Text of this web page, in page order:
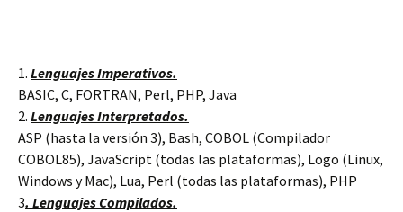
1. Lenguajes Imperativos.
BASIC, C, FORTRAN, Perl, PHP, Java
2. Lenguajes Interpretados.
ASP (hasta la versión 3), Bash, COBOL (Compilador
COBOL85), JavaScript (todas las plataformas), Logo (Linux,
Windows y Mac), Lua, Perl (todas las plataformas), PHP
3. Lenguajes Compilados.